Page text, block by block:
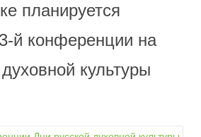
планируется
й конференции на
культуры